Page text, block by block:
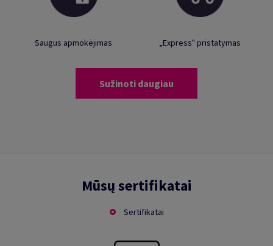
Saugus apmokėjimas „Express" pristatymas
Sužinoti daugiau
Mūsų sertifikatai
Sertifikatai